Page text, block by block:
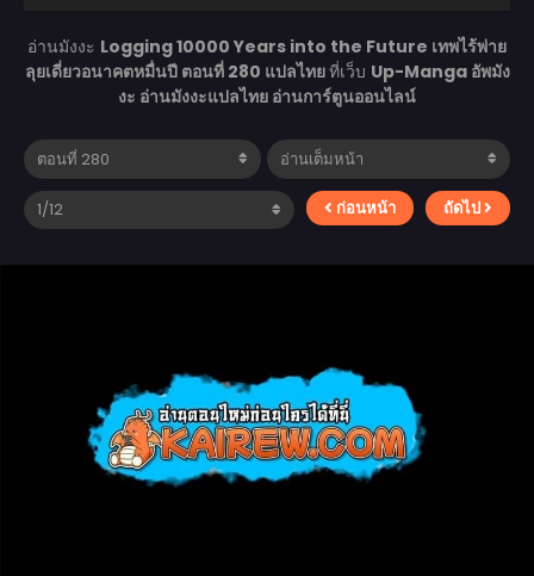
อ่านมังงะ Logging 10000 Years into the Future เทพไร้พ่าย
ลุยเดี่ยวอนาคตหมื่นปี ตอนที่ 280 แปลไทยที่เว็บ Up-Manga อัพมัง
งะ อ่านมังงะแปลไทย อ่านการ์ตูนออนไลน์
ก่อนหน้า ถัดไป